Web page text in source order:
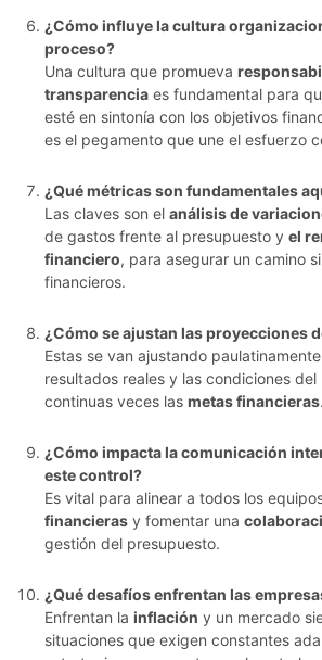
¿Cómo influye la cultura
proceso?
Una cultura que promueva
transparencia es fundamental para
esté en sintonía con los objetivos
es el pegamento que une el esfuerzo
¿Qué métricas son fundamentales
Las claves son el análisis de
de gastos frente al presupuesto y el
financiero, para asegurar un camino
financieros.
¿Cómo se ajustan las proyecciones
Estas se van ajustando
resultados reales y las condiciones
continuas veces las metas financieras.
¿Cómo impacta la comunicación
este control?
Es vital para alinear a todos los
financieras y fomentar una
gestión del presupuesto.
¿Qué desafíos enfrentan las
Enfrentan la inflación y un mercado
situaciones que exigen constantes